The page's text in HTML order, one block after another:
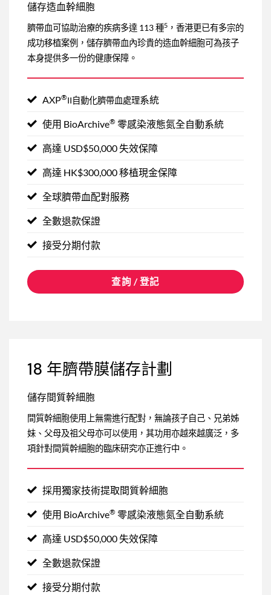
儲存造血幹細胞
臍帶血可協助治療的疾病多達 113 種5 ，香港更已有多宗的
成功移植案例，儲存臍帶血內珍貴的造血幹細胞可為孩子
本身提供多一份的健康保障。
AXP®II自動化臍帶血處理系統
使用 BioArchive® 零感染液態氮全自動系統
高達 USD$50,000 失效保障
高達 HK$300,000 移植現金保障
全球臍帶血配對服務
全數退款保證
接受分期付款
查詢 / 登記
18 年臍帶膜儲存計劃
儲存間質幹細胞
間質幹細胞使用上無需進行配對，無論孩子自己、兄弟姊
妹、父母及祖父母亦可以使用，其功用亦越來越廣泛，多
項針對間質幹細胞的臨床研究亦正進行中。
採用獨家技術提取間質幹細胞
使用 BioArchive® 零感染液態氮全自動系統
高達 USD$50,000 失效保障
全數退款保證
接受分期付款